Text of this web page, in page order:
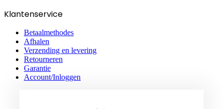
Klantenservice
Betaalmethodes
Afhalen
Verzending en levering
Retourneren
Garantie
Account/Inloggen